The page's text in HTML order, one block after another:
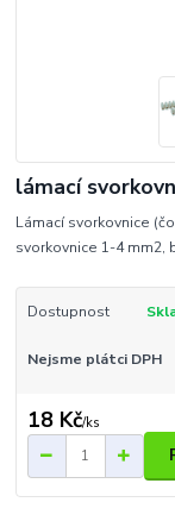
lámací
Lámací svorkovnice
svorkovnice 1-4 mm2,
Dostupnost
Nejsme plátci DPH
18 Kč/ks